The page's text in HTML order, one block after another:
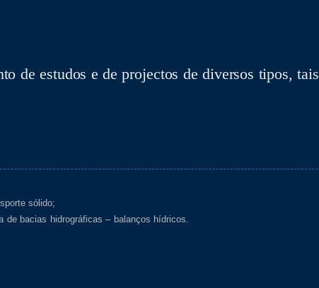
de estudos e de projectos de diversos tipos, tais
sólido;
de bacias hidrográficas – balanços hídricos.